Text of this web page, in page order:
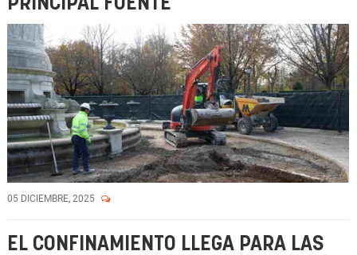
05 DICIEMBRE, 2025
EL CONFINAMIENTO LLEGA PARA LAS